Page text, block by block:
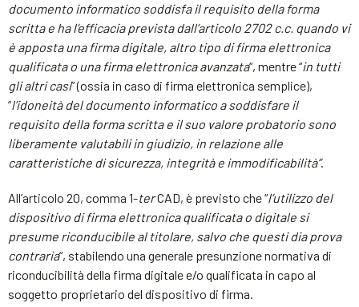
documento informatico soddisfa il requisito della forma
scritta e ha l’efficacia prevista dall’articolo 2702 c.c. quando vi
è apposta una firma digitale, altro tipo di firma elettronica
qualificata o una firma elettronica avanzata“, mentre “in tutti
gli altri casi” (ossia in caso di firma elettronica semplice),
“l’idoneità del documento informatico a soddisfare il
requisito della forma scritta e il suo valore probatorio sono
liberamente valutabili in giudizio, in relazione alle
caratteristiche di sicurezza, integrità e immodificabilità”.
All’articolo 20, comma 1-terCAD, è previsto che “l’utilizzo del
dispositivo di firma elettronica qualificata o digitale si
presume riconducibile al titolare, salvo che questi dia prova
contraria“, stabilendo una generale presunzione normativa di
riconducibilità della firma digitale e/o qualificata in capo al
soggetto proprietario del dispositivo di firma.